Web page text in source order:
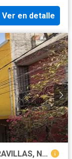
Ver en detalle
CASA EN VENTA EN COLONIA EN MARAVILLAS, NEZAHUALCOYOTL, ESTADO DE MEXICO